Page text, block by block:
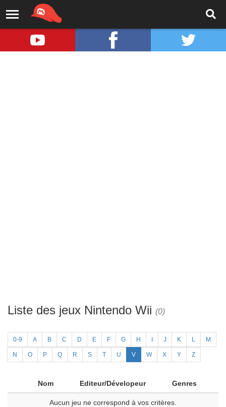
Liste des jeux Nintendo Wii (0)
0-9 A B C D E F G H J K L M
N O P Q R S T U V W X Y Z
Nom Editeur/Dévelopeur Genres
Aucun jeu ne correspond à vos critères.